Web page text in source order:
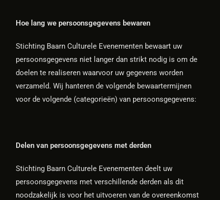
Hoe lang we persoonsgegevens bewaren
Stichting Baarn Culturele Evenementen bewaart uw
persoonsgegevens niet langer dan strikt nodig is om de
doelen te realiseren waarvoor uw gegevens worden
verzameld. Wij hanteren de volgende bewaartermijnen
voor de volgende (categorieën) van persoonsgegevens:
Delen van persoonsgegevens met derden
Stichting Baarn Culturele Evenementen deelt uw
persoonsgegevens met verschillende derden als dit
noodzakelijk is voor het uitvoeren van de overeenkomst